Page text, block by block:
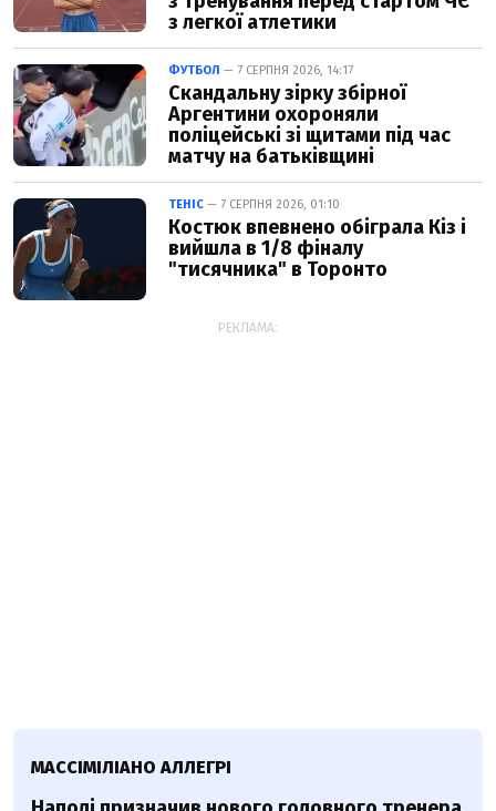
з легкої атлетики
ФУТБОЛ — 7 СЕРПНЯ 2026, 14:17
Скандальну зірку збірної
Аргентини охороняли
поліцейські зі щитами під час
матчу на батьківщині
ТЕНІС — 7 СЕРПНЯ 2026, 01:10
Костюк впевнено обіграла Кіз і
вийшла в 1/8 фіналу
"тисячника" в Торонто
РЕКЛАМА:
МАССІМІЛІАНО АЛЛЕГРІ